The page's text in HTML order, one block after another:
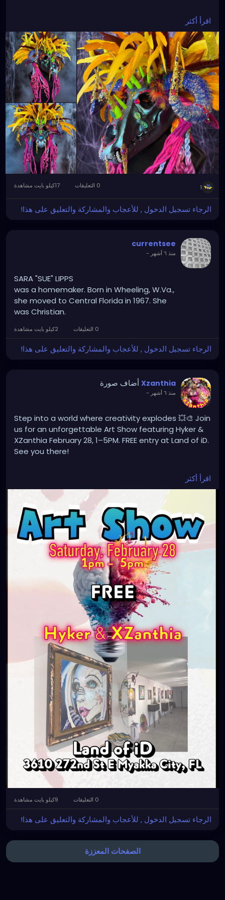
#AvantGardeArt
#CostumeArt#MixedMediaArt #SculpturalArt
#FantasyCostume#CreatureDesign#DarkArt
#PsychedelicArt #VisionaryArt#ExperimentalArt
#ArtisticExpression#CreativeProcess
#ArtPhotography#ArtistLife#OneOfAKindArt
#FloridaArtist
#StPetersburgFL#GulfportFL
#TampaBayArtists#ArtCommunity#ArtInspiration
اقرأ أكثر
1
الرجاء تسجيل الدخول , للأعجاب والمشاركة والتعليق على هذا!
currentsee
منذ ٦ أشهر -
SARA "SUE" LIPPS
was a homemaker. Born in Wheeling, W.Va.,
she moved to Central Florida in 1967. She
was Christian.
الرجاء تسجيل الدخول , للأعجاب والمشاركة والتعليق على هذا!
Xzanthia أضاف صورة
منذ ٦ أشهر -
Step into a world where creativity explodes 💥🎨 Join
us for an unforgettable Art Show featuring Hyker &
XZanthia February 28, 1–5PM. FREE entry at Land of iD.
See you there!
#SupportLocalArtists
#ArtExhibit
#CreativeMinds
#ArtLovers
#FreeEvent #GalleryShow
#VisualArt
#ArtCommunity
اقرأ أكثر
الرجاء تسجيل الدخول , للأعجاب والمشاركة والتعليق على هذا!
الصفحات المعززة